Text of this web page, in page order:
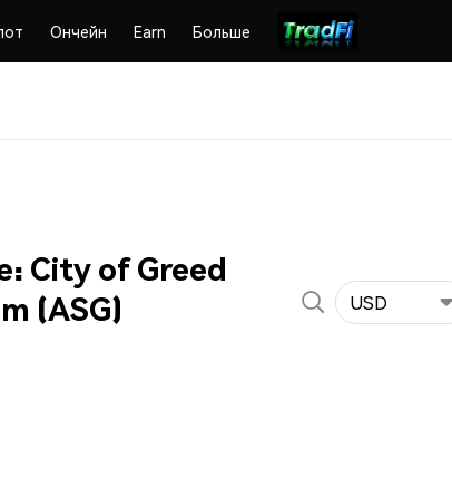
Ончейн Earn Больше
City of Greed
(ASG)
USD